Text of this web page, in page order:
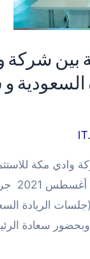
بين شركة
وادي مكة
(جلسات الريادة
سعادة